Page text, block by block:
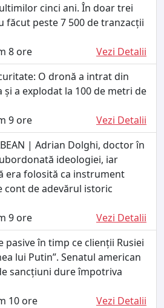
cinci ani. În doar trei
făcut peste 7 500 de tranzacții
8 ore
Vezi Detalii
O dronă a intrat din
și a explodat la 100 de metri de
9 ore
Vezi Detalii
| Adrian Dolghi, doctor în
ideologiei, iar
era folosită ca instrument
cont de adevărul istoric
9 ore
Vezi Detalii
pasive în timp ce clienții Rusiei
lui Putin”. Senatul american
sancțiuni dure împotriva
10 ore
Vezi Detalii